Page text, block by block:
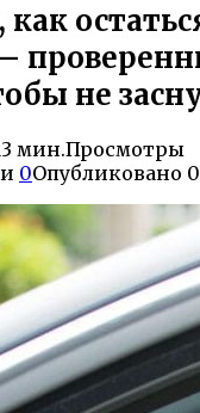
как
не
мин.Просмотры
0Опубликовано